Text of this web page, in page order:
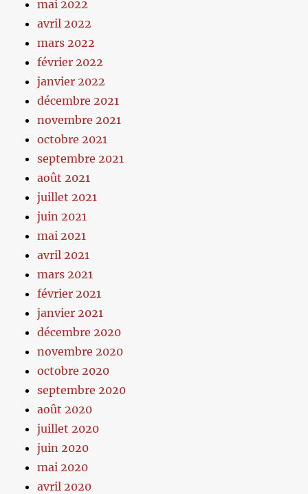
mai 2022
avril 2022
mars 2022
février 2022
janvier 2022
décembre 2021
novembre 2021
octobre 2021
septembre 2021
août 2021
juillet 2021
juin 2021
mai 2021
avril 2021
mars 2021
février 2021
janvier 2021
décembre 2020
novembre 2020
octobre 2020
septembre 2020
août 2020
juillet 2020
juin 2020
mai 2020
avril 2020